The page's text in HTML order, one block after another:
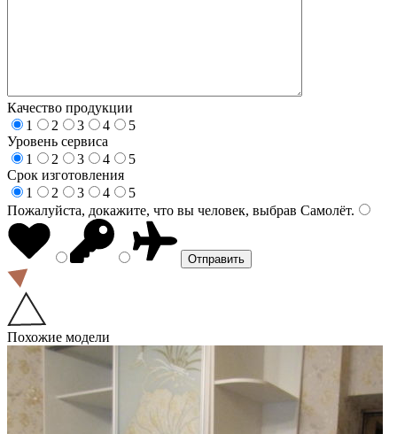
Качество продукции
1
2 3 4
5
Уровень сервиса
1
2 3 4
5
Срок изготовления
1
2 3 4
5
Пожалуйста, докажите, что вы человек, выбрав Самолёт.
Похожие модели